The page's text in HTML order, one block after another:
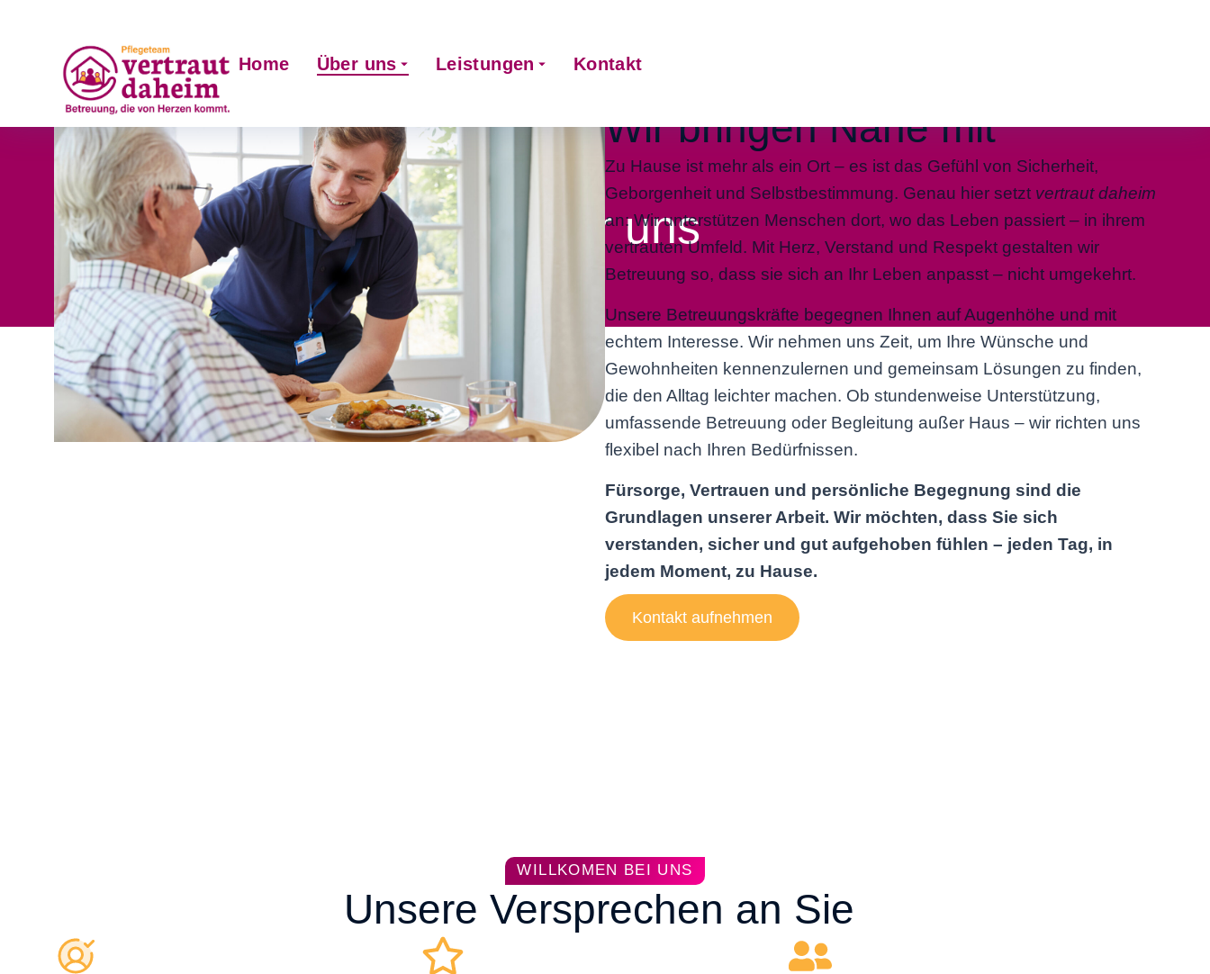
Home Über uns Leistungen Kontakt
Über uns
Wir bringen Nähe mit
Zu Hause ist mehr als ein Ort – es ist das Gefühl von Sicherheit,
Geborgenheit und Selbstbestimmung. Genau hier setzt vertraut daheim
an: Wir unterstützen Menschen dort, wo das Leben passiert – in ihrem
vertrauten Umfeld. Mit Herz, Verstand und Respekt gestalten wir
Betreuung so, dass sie sich an Ihr Leben anpasst – nicht umgekehrt.
Unsere Betreuungskräfte begegnen Ihnen auf Augenhöhe und mit
echtem Interesse. Wir nehmen uns Zeit, um Ihre Wünsche und
Gewohnheiten kennenzulernen und gemeinsam Lösungen zu finden,
die den Alltag leichter machen. Ob stundenweise Unterstützung,
umfassende Betreuung oder Begleitung außer Haus – wir richten uns
flexibel nach Ihren Bedürfnissen.
Fürsorge, Vertrauen und persönliche Begegnung sind die
Grundlagen unserer Arbeit. Wir möchten, dass Sie sich
verstanden, sicher und gut aufgehoben fühlen – jeden Tag, in
jedem Moment, zu Hause.
Kontakt aufnehmen
WILLKOMEN BEI UNS
Unsere Versprechen an Sie